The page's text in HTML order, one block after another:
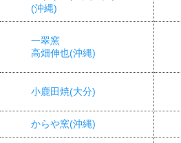
(沖縄)
一翠窯
高畑伸也(沖縄)
小鹿田焼(大分)
からや窯(沖縄)